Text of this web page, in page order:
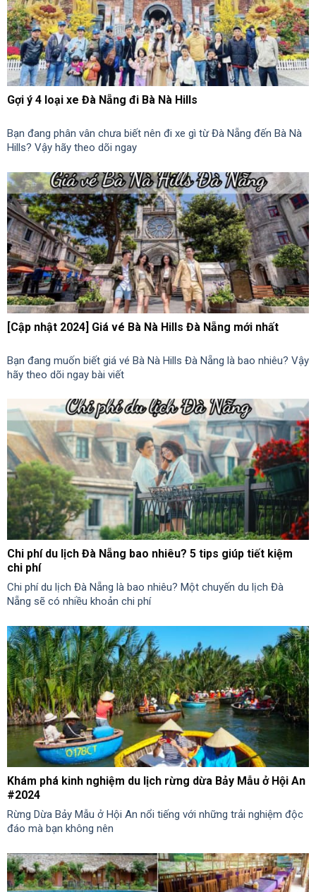
Gợi ý 4 loại xe Đà Nẵng đi Bà Nà Hills
Bạn đang phân vân chưa biết nên đi xe gì từ Đà Nẵng đến Bà Nà
Hills? Vậy hãy theo dõi ngay
[Cập nhật 2024] Giá vé Bà Nà Hills Đà Nẵng mới nhất
Bạn đang muốn biết giá vé Bà Nà Hills Đà Nẵng là bao nhiêu? Vậy
hãy theo dõi ngay bài viết
Chi phí du lịch Đà Nẵng bao nhiêu? 5 tips giúp tiết kiệm
chi phí
Chi phí du lịch Đà Nẵng là bao nhiêu? Một chuyến du lịch Đà
Nẵng sẽ có nhiều khoản chi phí
Khám phá kinh nghiệm du lịch rừng dừa Bảy Mẫu ở Hội An
#2024
Rừng Dừa Bảy Mẫu ở Hội An nổi tiếng với những trải nghiệm độc
đáo mà bạn không nên